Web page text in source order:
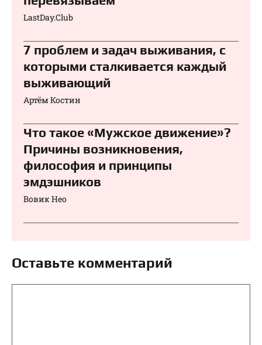
LastDay.Club
7 проблем и задач выживания, с
которыми сталкивается каждый
выживающий
Артём Костин
Что такое «Мужское движение»?
Причины возникновения,
философия и принципы
эмдэшников
Вовик Нео
Оставьте комментарий